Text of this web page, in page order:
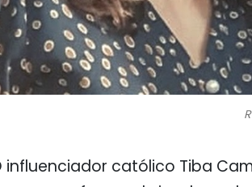
influenciador católico Tiba